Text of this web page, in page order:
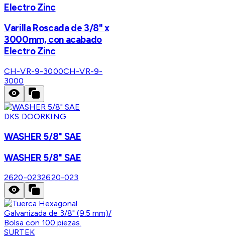
Electro Zinc
Varilla Roscada de 3/8" x
3000mm, con acabado
Electro Zinc
CH-VR-9-3000CH-VR-9-
3000
DKS DOORKING
WASHER 5/8" SAE
WASHER 5/8" SAE
2620-0232620-023
SURTEK